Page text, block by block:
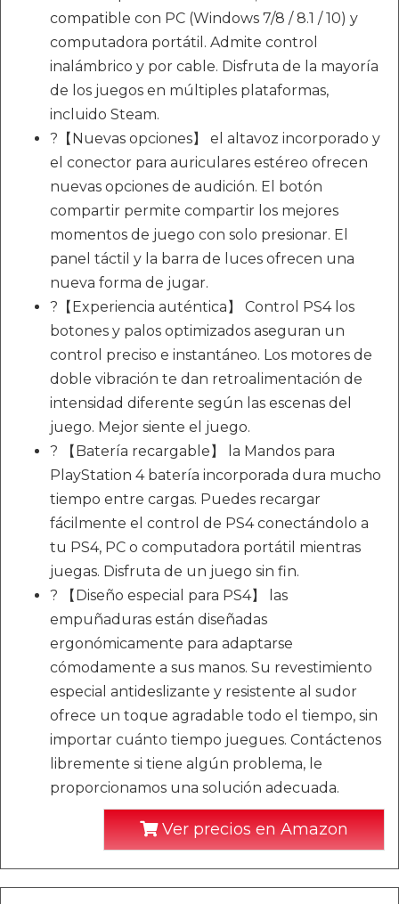
compatible con PC (Windows 7/8 / 8.1 / 10) y
computadora portátil. Admite control
inalámbrico y por cable. Disfruta de la mayoría
de los juegos en múltiples plataformas,
incluido Steam.
?【Nuevas opciones】 el altavoz incorporado y
el conector para auriculares estéreo ofrecen
nuevas opciones de audición. El botón
compartir permite compartir los mejores
momentos de juego con solo presionar. El
panel táctil y la barra de luces ofrecen una
nueva forma de jugar.
?【Experiencia auténtica】 Control PS4 los
botones y palos optimizados aseguran un
control preciso e instantáneo. Los motores de
doble vibración te dan retroalimentación de
intensidad diferente según las escenas del
juego. Mejor siente el juego.
? 【Batería recargable】 la Mandos para
PlayStation 4 batería incorporada dura mucho
tiempo entre cargas. Puedes recargar
fácilmente el control de PS4 conectándolo a
tu PS4, PC o computadora portátil mientras
juegas. Disfruta de un juego sin fin.
? 【Diseño especial para PS4】 las
empuñaduras están diseñadas
ergonómicamente para adaptarse
cómodamente a sus manos. Su revestimiento
especial antideslizante y resistente al sudor
ofrece un toque agradable todo el tiempo, sin
importar cuánto tiempo juegues. Contáctenos
libremente si tiene algún problema, le
proporcionamos una solución adecuada.
Ver precios en Amazon